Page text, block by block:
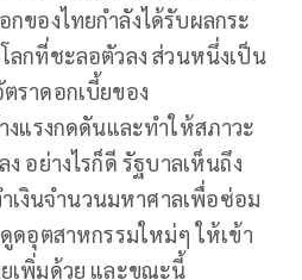
กของไทยกำลังได้รับผลกระ
ลกที่ชะลอตัวลง ส่วนหนึ่งเป็น
ราดอกเบี้ยของ
งแรงกดดันและทำให้สภาวะ
อย่างไรก็ดี รัฐบาลเห็นถึง
เงินจำนวนมหาศาลเพื่อซ่อม
ดอุตสาหกรรมใหม่ๆ ให้เข้า
เพิ่มด้วย และขณะนี้